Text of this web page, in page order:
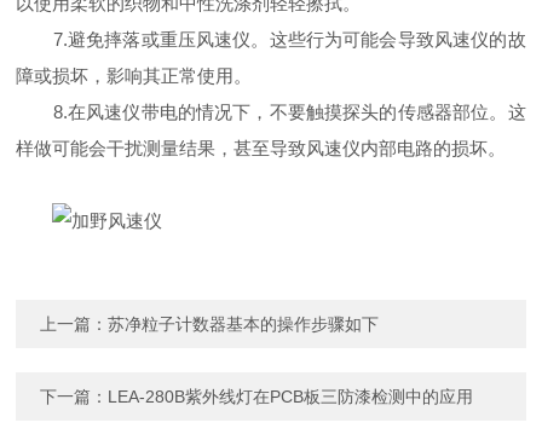
7.避免摔落或重压风速仪。这些行为可能会导致风速仪的故
障或损坏，影响其正常使用。
8.在风速仪带电的情况下，不要触摸探头的传感器部位。这
样做可能会干扰测量结果，甚至导致风速仪内部电路的损坏。
上一篇：苏净粒子计数器基本的操作步骤如下
下一篇： LEA-280B紫外线灯在PCB板三防漆检测中的应用